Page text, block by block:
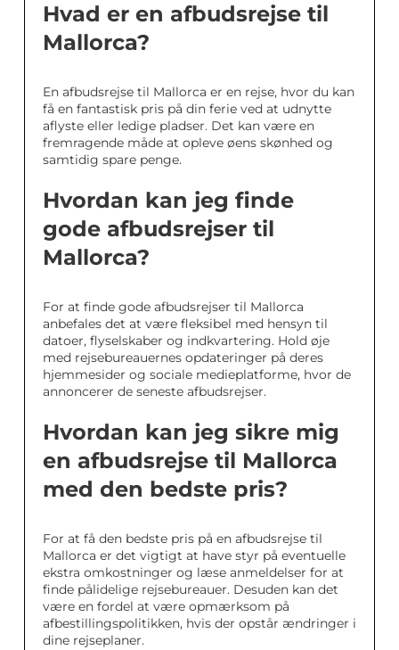
Hvad er en afbudsrejse til
Mallorca?
En afbudsrejse til Mallorca er en rejse, hvor du kan
få en fantastisk pris på din ferie ved at udnytte
aflyste eller ledige pladser. Det kan være en
fremragende måde at opleve øens skønhed og
samtidig spare penge.
Hvordan kan jeg finde
gode afbudsrejser til
Mallorca?
For at finde gode afbudsrejser til Mallorca
anbefales det at være fleksibel med hensyn til
datoer, flyselskaber og indkvartering. Hold øje
med rejsebureauernes opdateringer på deres
hjemmesider og sociale medieplatforme, hvor de
annoncerer de seneste afbudsrejser.
Hvordan kan jeg sikre mig
en afbudsrejse til Mallorca
med den bedste pris?
For at få den bedste pris på en afbudsrejse til
Mallorca er det vigtigt at have styr på eventuelle
ekstra omkostninger og læse anmeldelser for at
finde pålidelige rejsebureauer. Desuden kan det
være en fordel at være opmærksom på
afbestillingspolitikken, hvis der opstår ændringer i
dine rejseplaner.